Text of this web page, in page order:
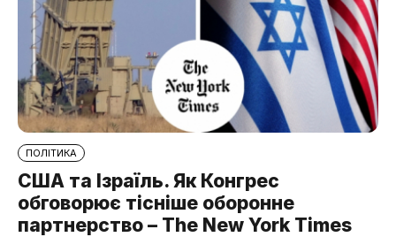
ПОЛІТИКА
США та Ізраїль. Як Конгрес
обговорює тісніше оборонне
партнерство – The New York Times